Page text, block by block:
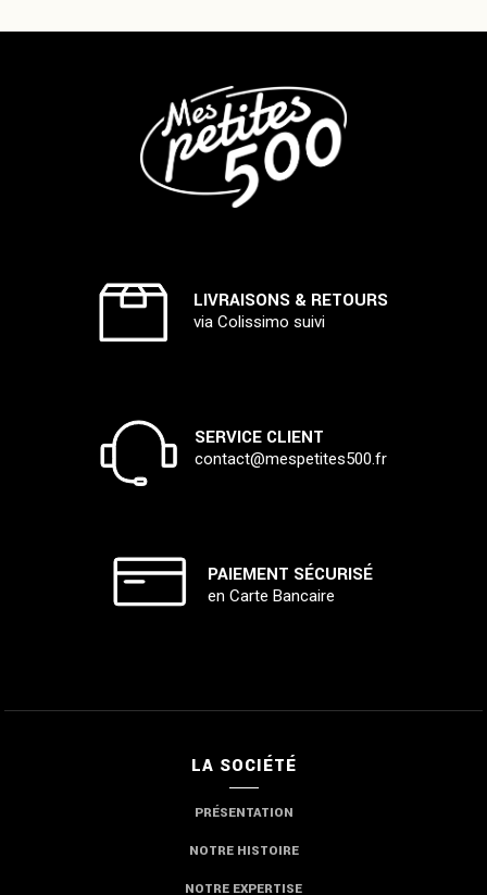
LIVRAISONS & RETOURS
via Colissimo suivi
SERVICE CLIENT
contact@mespetites500.fr
PAIEMENT SÉCURISÉ
en Carte Bancaire
LA SOCIÉTÉ
PRÉSENTATION
NOTRE HISTOIRE
NOTRE EXPERTISE